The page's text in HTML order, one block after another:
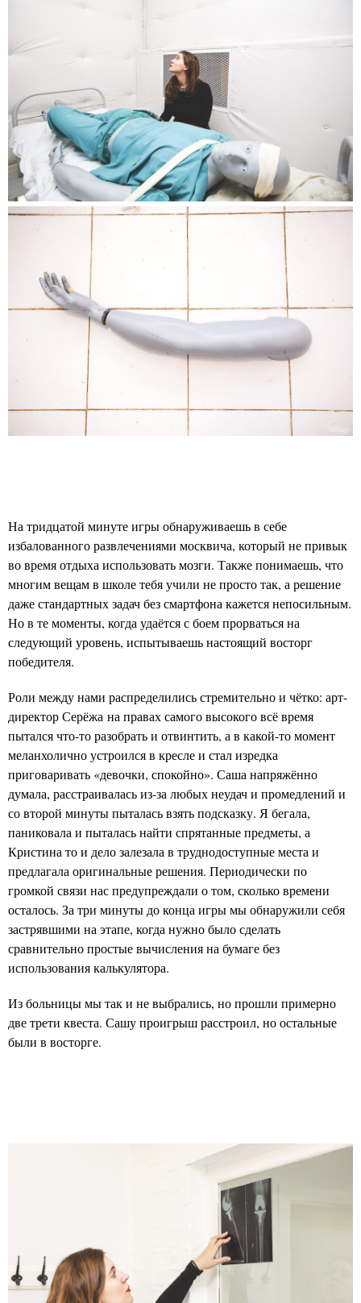
На тридцатой минуте игры обнаруживаешь в себе
избалованного развлечениями москвича, который не привык
во время отдыха использовать мозги. Также понимаешь, что
многим вещам в школе тебя учили не просто так, а решение
даже стандартных задач без смартфона кажется непосильным.
Но в те моменты, когда удаётся с боем прорваться на
следующий уровень, испытываешь настоящий восторг
победителя.
Роли между нами распределились стремительно и чётко: арт-
директор Серёжа на правах самого высокого всё время
пытался что-то разобрать и отвинтить, а в какой-то момент
меланхолично устроился в кресле и стал изредка
приговаривать «девочки, спокойно». Саша напряжённо
думала, расстраивалась из-за любых неудач и промедлений и
со второй минуты пыталась взять подсказку. Я бегала,
паниковала и пыталась найти спрятанные предметы, а
Кристина то и дело залезала в труднодоступные места и
предлагала оригинальные решения. Периодически по
громкой связи нас предупреждали о том, сколько времени
осталось. За три минуты до конца игры мы обнаружили себя
застрявшими на этапе, когда нужно было сделать
сравнительно простые вычисления на бумаге без
использования калькулятора.
Из больницы мы так и не выбрались, но прошли примерно
две трети квеста. Сашу проигрыш расстроил, но остальные
были в восторге.